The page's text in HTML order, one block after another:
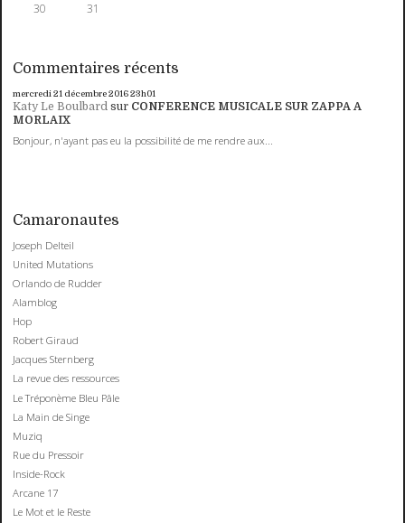
30
31
Commentaires récents
mercredi 21 décembre 201623h01
Katy Le Boulbard sur CONFERENCE MUSICALE SUR ZAPPA A
MORLAIX
Bonjour, n'ayant pas eu la possibilité de me rendre aux...
Camaronautes
Joseph Delteil
United Mutations
Orlando de Rudder
Alamblog
Hop
Robert Giraud
Jacques Sternberg
La revue des ressources
Le Tréponème Bleu Pâle
La Main de Singe
Muziq
Rue du Pressoir
Inside-Rock
Arcane 17
Le Mot et le Reste